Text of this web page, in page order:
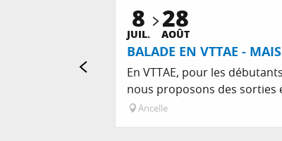
8
JUIL. 28
AOÛT
BALADE EN VTTAE -
En VTTAE, pour les
nous proposons des sorties
Ancelle